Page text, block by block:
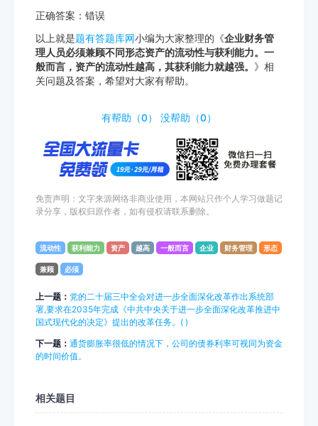
正确答案：错误
以上就是题有答题库网小编为大家整理的《企业财务管
理人员必须兼顾不同形态资产的流动性与获利能力。一
般而言，资产的流动性越高，其获利能力就越强。 》相
关问题及答案，希望对大家有帮助。
有帮助（0） 没帮助（0）
免责声明：文字来源网络非商业使用，本网站只作个人学习做题记
录分享，版权归原作者，如有侵权请联系删除。
流动性 获利能力 资产 越高 一般而言 企业 财务管理 形态
兼顾 必须
上一题： 党的二十届三中全会对进一步全面深化改革作出系统部
署,要求在2035年完成《中共中央关于进一步全面深化改革推进中
国式现代化的决定》提出的改革任务。( )
下一题： 通货膨胀率很低的情况下，公司的债券利率可视同为资金
的时间价值。
相关题目